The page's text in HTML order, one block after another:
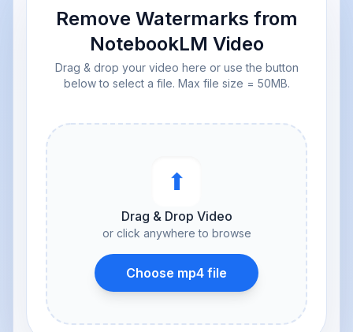
Remove Watermarks from
NotebookLM Video
Drag & drop your video here or use the button
below to select a file. Max file size = 50MB.
⬆︎
Drag & Drop Video
or click anywhere to browse
Choose mp4 file